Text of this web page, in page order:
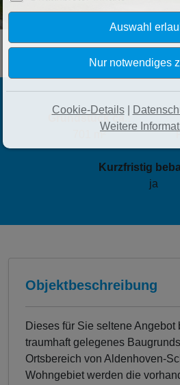
Grundstück ca.:
701 m²
Kurzfristig
ja
Objektbeschreibung
Dieses für Sie seltene Angebot
traumhaft gelegenes
Ortsbereich von Aldenhoven-
Wohngebiet werden die
Cookie-Details|
Weitere